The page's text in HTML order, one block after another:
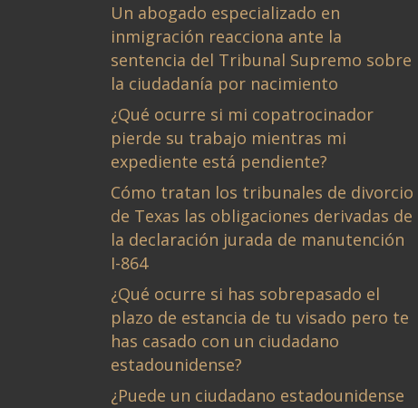
Un abogado especializado en
inmigración reacciona ante la
sentencia del Tribunal Supremo sobre
la ciudadanía por nacimiento
¿Qué ocurre si mi copatrocinador
pierde su trabajo mientras mi
expediente está pendiente?
Cómo tratan los tribunales de divorcio
de Texas las obligaciones derivadas de
la declaración jurada de manutención
I-864
¿Qué ocurre si has sobrepasado el
plazo de estancia de tu visado pero te
has casado con un ciudadano
estadounidense?
¿Puede un ciudadano estadounidense